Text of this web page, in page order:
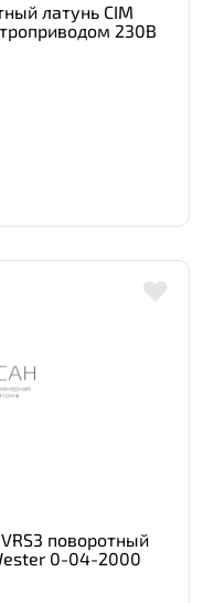
латунь CIM
230В
поворотный
0-04-2000